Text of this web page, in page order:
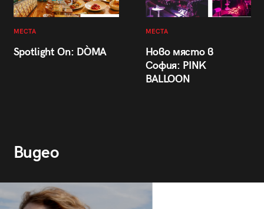
МЕСТА
Spotlight On: DÒMA
МЕСТА
Ново място в
София: PINK
BALLOON
Видео